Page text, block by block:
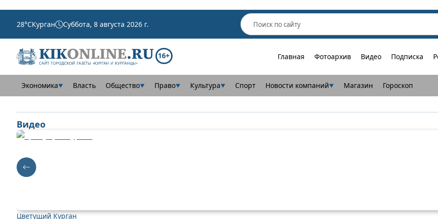
28°CКурган Суббота, 8 августа 2026 г.
16+ Главная Фотоархив Видео Подписка
Экономика▼ Власть Общество▼ Право▼ Культура▼ Спорт Новости компаний▼ Магазин Гороскоп
Видео
Цветущий Курган